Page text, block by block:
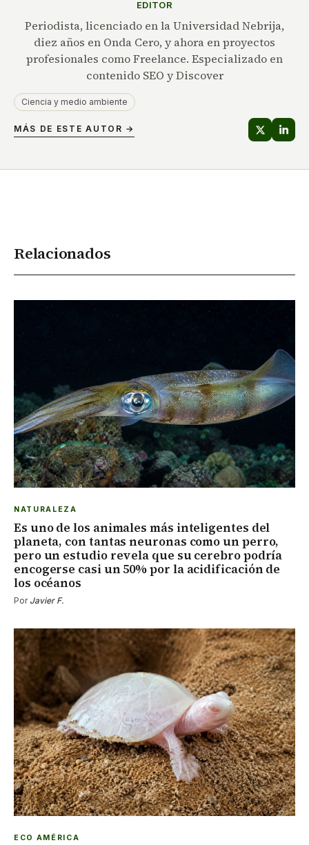
EDITOR
Periodista, licenciado en la Universidad Nebrija,
diez años en Onda Cero, y ahora en proyectos
profesionales como Freelance. Especializado en
contenido SEO y Discover
Ciencia y medio ambiente
MÁS DE ESTE AUTOR →
Relacionados
NATURALEZA
Es uno de los animales más inteligentes del
planeta, con tantas neuronas como un perro,
pero un estudio revela que su cerebro podría
encogerse casi un 50% por la acidificación de
los océanos
Por Javier F.
ECO AMÉRICA